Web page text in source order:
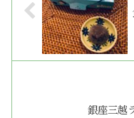
銀座三越